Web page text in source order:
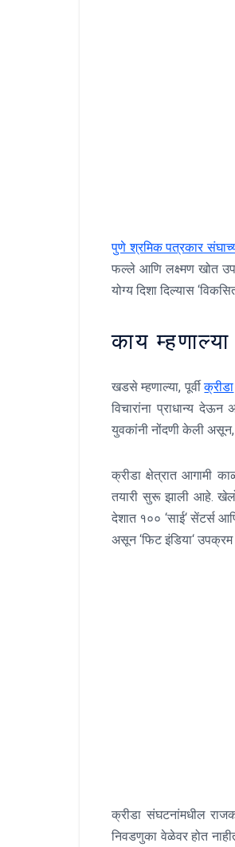
पुणे श्रमिक पत्रकार
फल्‍ले आणि लक्ष्मण खोत
योग्य दिशा दिल्यास ‘
काय
खडसे म्‍हणाल्या, पूर्वीक्रीडा
विचारांना प्राधान्य
युवकांनी नोंदणी केली असून,
क्रीडा क्षेत्रात आगामी
तयारी सुरू झाली आहे.
देशात १०० ‘साई‘सेंटर्स
असून‘फिट इंडिया‘ उपक्रम
क्रीडा संघटनांमधील
निवडणुका वेळेवर होत